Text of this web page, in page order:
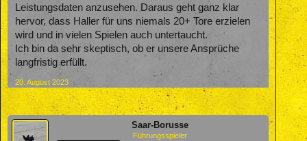
Leistungsdaten anzusehen. Daraus geht ganz klar
hervor, dass Haller für uns niemals 20+ Tore erzielen
wird und in vielen Spielen auch untertaucht.
Ich bin da sehr skeptisch, ob er unsere Ansprüche
langfristig erfüllt.
20. August 2023
Saar-Borusse
Führungsspieler